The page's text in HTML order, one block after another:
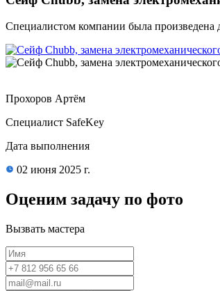
Специалистом компании была произведена
Прохоров Артём
Специалист SafeKey
Дата выполнения
02 июня 2025 г.
Оценим задачу по фото
Вызвать мастера